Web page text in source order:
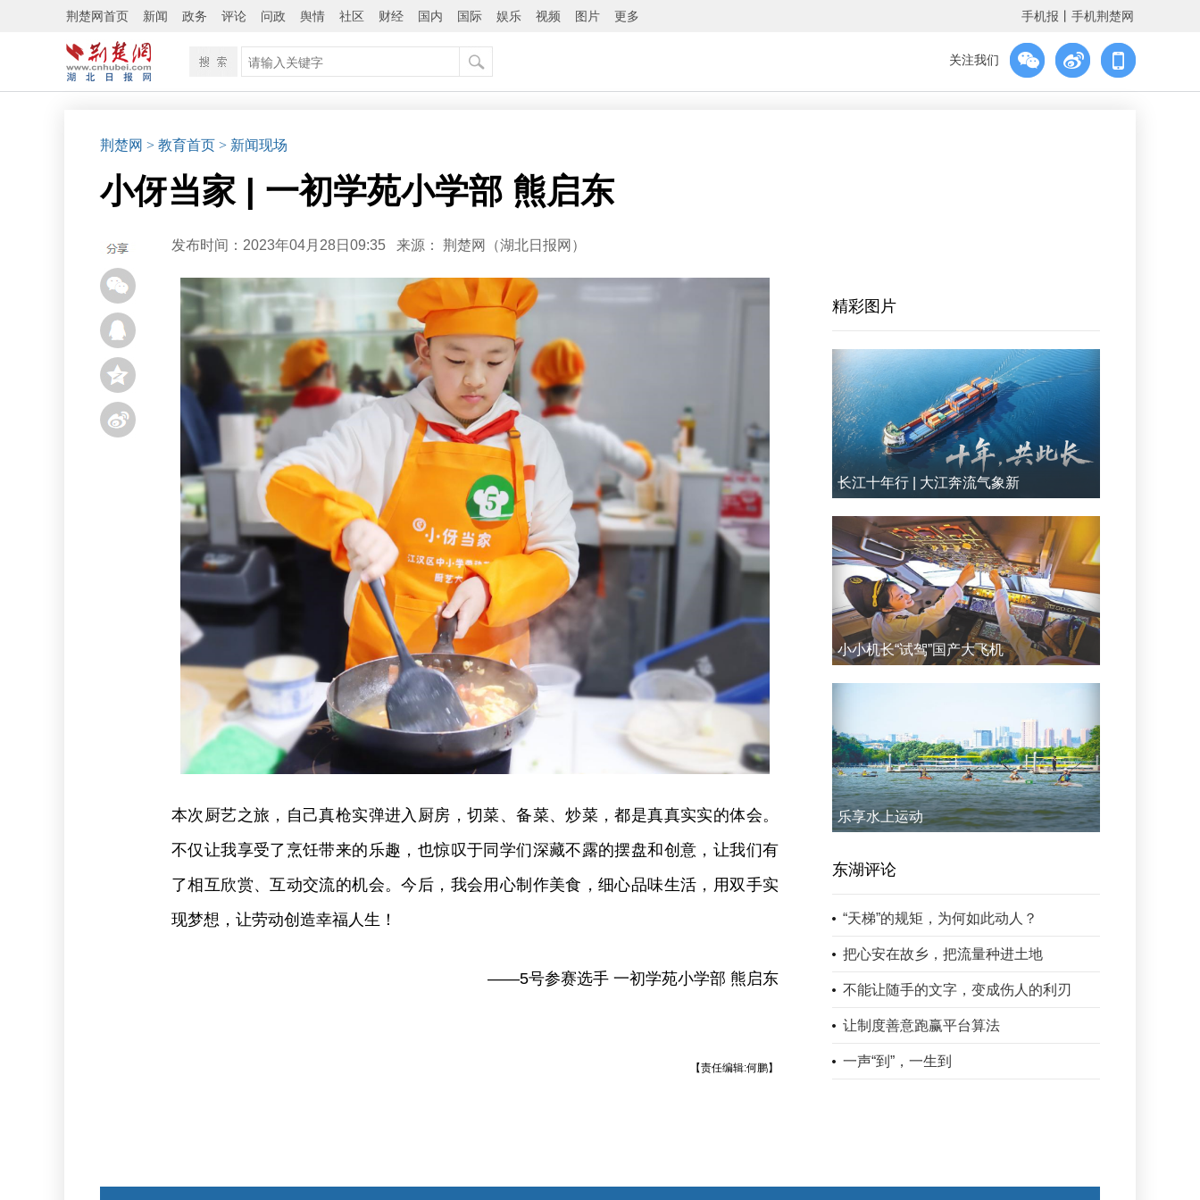
荆楚网首页 新闻 政务 评论 问政 舆情 社区 财经 国内 国际 娱乐 视频 图片 更多 手机报 手机荆楚网
关注我们
荆楚网 > 教育首页 > 新闻现场
小伢当家 | 一初学苑小学部 熊启东
发布时间：2023年04月28日09:35 来源： 荆楚网（湖北日报网）
本次厨艺之旅，自己真枪实弹进入厨房，切菜、备菜、炒菜，都是真真实实的体会。
不仅让我享受了烹饪带来的乐趣，也惊叹于同学们深藏不露的摆盘和创意，让我们有
了相互欣赏、互动交流的机会。今后，我会用心制作美食，细心品味生活，用双手实
现梦想，让劳动创造幸福人生！
——5号参赛选手 一初学苑小学部 熊启东
【责任编辑:何鹏】
精彩图片
长江十年行 | 大江奔流气象新
小小机长“试驾”国产大飞机
乐享水上运动
东湖评论
“天梯”的规矩，为何如此动人？
把心安在故乡，把流量种进土地
不能让随手的文字，变成伤人的利刃
让制度善意跑赢平台算法
一声“到”，一生到